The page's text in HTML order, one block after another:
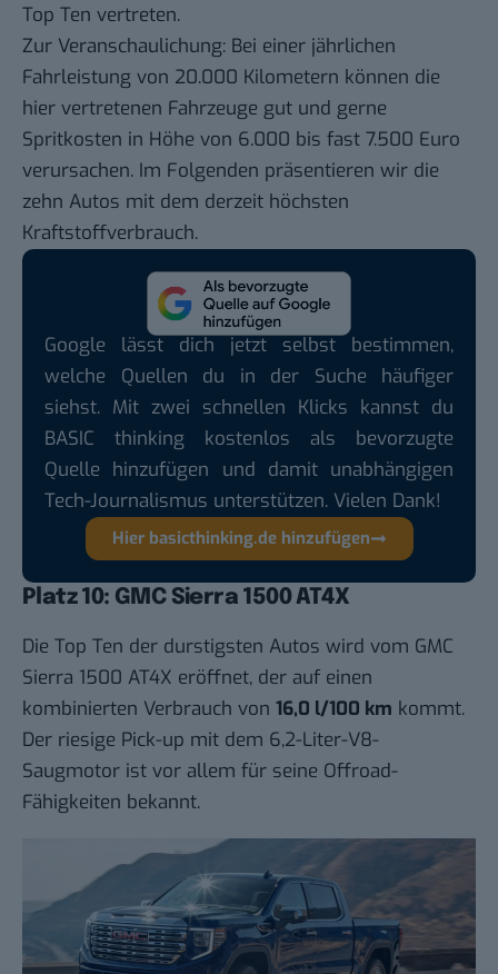
Top Ten vertreten.
Zur Veranschaulichung: Bei einer jährlichen
Fahrleistung von 20.000 Kilometern können die
hier vertretenen Fahrzeuge gut und gerne
Spritkosten in Höhe von 6.000 bis fast 7.500 Euro
verursachen. Im Folgenden präsentieren wir die
zehn Autos mit dem derzeit höchsten
Kraftstoffverbrauch.
Google lässt dich jetzt selbst bestimmen,
welche Quellen du in der Suche häufiger
siehst. Mit zwei schnellen Klicks kannst du
BASIC thinking kostenlos als bevorzugte
Quelle hinzufügen und damit unabhängigen
Tech-Journalismus unterstützen. Vielen Dank!
Hier basicthinking.de hinzufügen
Platz 10: GMC Sierra 1500 AT4X
Die Top Ten der durstigsten Autos wird vom GMC
Sierra 1500 AT4X eröffnet, der auf einen
kombinierten Verbrauch von 16,0 l/100 km kommt.
Der riesige Pick-up mit dem 6,2-Liter-V8-
Saugmotor ist vor allem für seine Offroad-
Fähigkeiten bekannt.